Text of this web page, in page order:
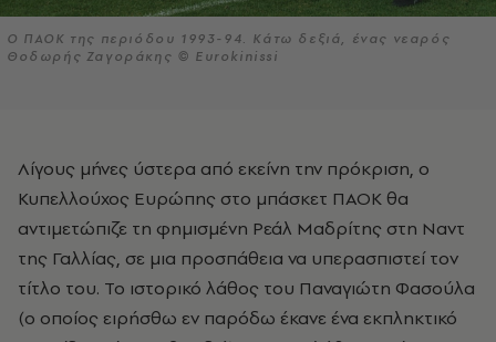
Ο ΠΑΟΚ της περιόδου 1993-94. Κάτω δεξιά, ένας νεαρός
Θοδωρής Ζαγοράκης © Eurokinissi
Λίγους μήνες ύστερα από εκείνη την πρόκριση, ο
Κυπελλούχος Ευρώπης στο μπάσκετ ΠΑΟΚ θα
αντιμετώπιζε τη φημισμένη Ρεάλ Μαδρίτης στη Ναντ
της Γαλλίας, σε μια προσπάθεια να υπερασπιστεί τον
τίτλο του. Το ιστορικό λάθος του Παναγιώτη Φασούλα
(ο οποίος ειρήσθω εν παρόδω έκανε ένα εκπληκτικό